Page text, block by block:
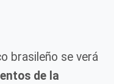
brasileño se verá
de la